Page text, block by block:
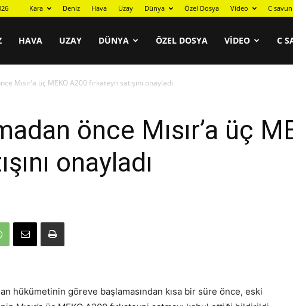
Kara Deniz Hava Uzay Dünya Özel Dosya Video C
HAVA UZAY DÜNYA ÖZEL DOSYA VIDEO C
Mısır’a üç MEKO A200 fırkateyn satışını onayladı
önce Mısır’a üç
onayladı
hükümetinin göreve başlamasından kısa bir süre önce, eski